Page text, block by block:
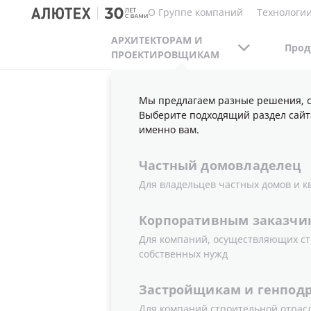
О Группе компаний
АРХИТЕКТОРАМ И
ПРОЕКТИРОВЩИКАМ
Мы предлагаем разные решения,
Выберите подходящий раздел
именно вам.
Частный домовладелец
Для владельцев частных домов и
Корпоративным
Для компаний, осуществляющих
собственных нужд
Застройщикам и
АРХИТЕКТОРАМ И ПРОЕКТИРОВЩИКАМ
МЕСТО
НА